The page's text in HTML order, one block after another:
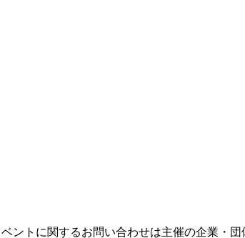
ントに関するお問い合わせは主催の企業・団